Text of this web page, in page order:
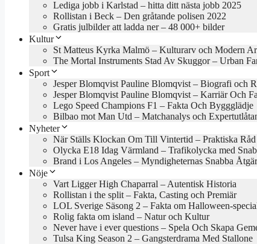
Lediga jobb i Karlstad – hitta ditt nästa jobb 2025
Rollistan i Beck – Den gråtande polisen 2022
Gratis julbilder att ladda ner – 48 000+ bilder
Kultur
St Matteus Kyrka Malmö – Kulturarv och Modern
The Mortal Instruments Stad Av Skuggor – Urban
Sport
Jesper Blomqvist Pauline Blomqvist – Biografi och
Jesper Blomqvist Pauline Blomqvist – Karriär Och
Lego Speed Champions F1 – Fakta Och Byggglädje
Bilbao mot Man Utd – Matchanalys och
Nyheter
När Ställs Klockan Om Till Vintertid – Praktiska Råd
Olycka E18 Idag Värmland – Trafikolycka med
Brand i Los Angeles – Myndigheternas Snabba
Nöje
Vart Ligger High Chaparral – Autentisk Historia
Rollistan i the split – Fakta, Casting och Premiär
LOL Sverige Säsong 2 – Fakta om Halloween-
Rolig fakta om island – Natur och Kultur
Never have i ever questions – Spela Och Skapa
Tulsa King Season 2 – Gangsterdrama Med Stallone